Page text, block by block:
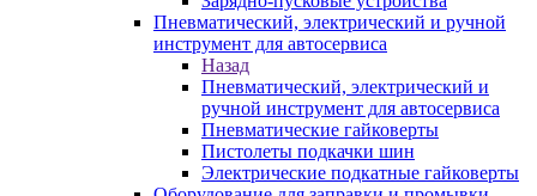
Пневматический, электрический и ручной
инструмент для автосервиса
Назад
Пневматический, электрический и
ручной инструмент для автосервиса
Пневматические гайковерты
Пистолеты подкачки шин
Электрические подкатные гайковерты